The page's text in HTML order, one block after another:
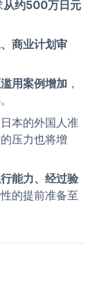
从约500万日元
商业计划审
用案例增加 ，
本的外国人准
压力也将增
能力、经过验
的提前准备至